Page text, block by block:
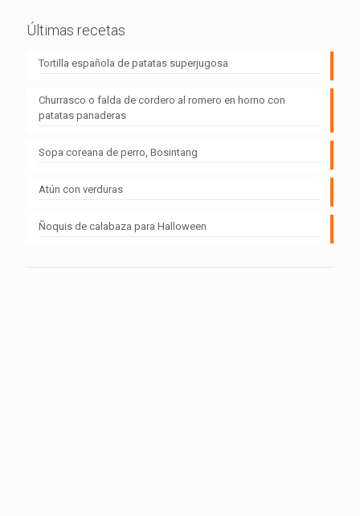
Últimas recetas
Tortilla española de patatas superjugosa
Churrasco o falda de cordero al romero en horno con
patatas panaderas
Sopa coreana de perro, Bosintang
Atún con verduras
Ñoquis de calabaza para Halloween